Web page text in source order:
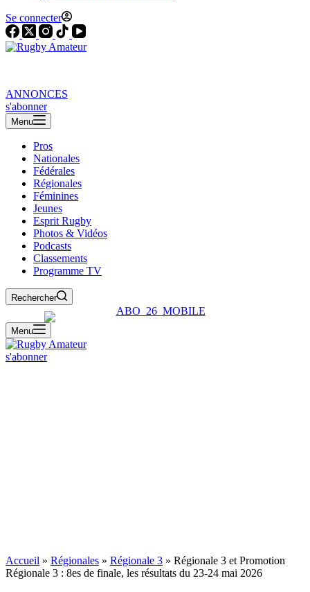
Se connecter
ANNONCES
s'abonner
Menu
Pros
Nationales
Fédérales
Régionales
Féminines
Jeunes
Esprit Rugby
Photos & Vidéos
Podcasts
Classements
Programme TV
Rechercher
Menu
s'abonner
Accueil » Régionales » Régionale 3 » Régionale 3 et Promotion
Régionale 3 : 8es de finale, les résultats du 23-24 mai 2026